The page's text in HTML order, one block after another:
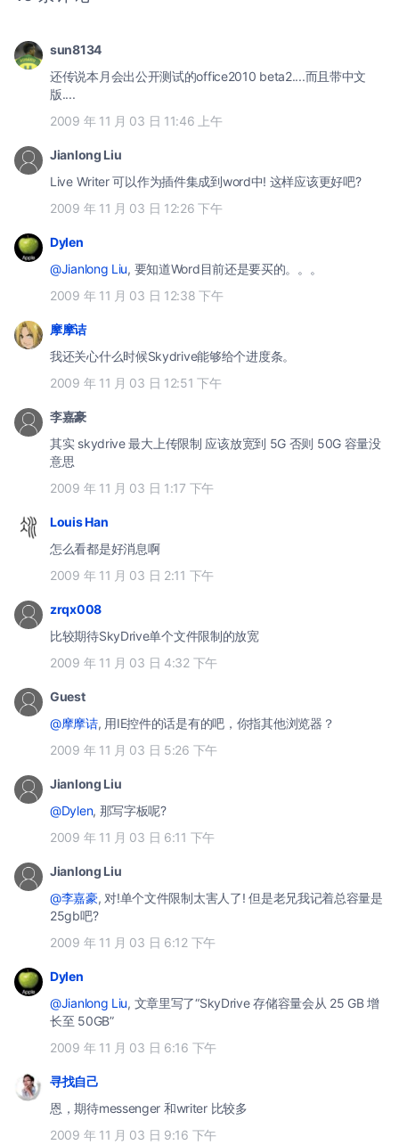
sun8134
还传说本月会出公开测试的office2010 beta2....而且带中文
版....
2009 年 11 月 03 日 11:46 上午
Jianlong Liu
Live Writer 可以作为插件集成到word中! 这样应该更好吧?
2009 年 11 月 03 日 12:26 下午
Dylen
@Jianlong Liu, 要知道Word目前还是要买的。。。
2009 年 11 月 03 日 12:38 下午
摩摩诘
我还关心什么时候Skydrive能够给个进度条。
2009 年 11 月 03 日 12:51 下午
李嘉豪
其实 skydrive 最大上传限制 应该放宽到 5G 否则 50G 容量没
意思
2009 年 11 月 03 日 1:17 下午
Louis Han
怎么看都是好消息啊
2009 年 11 月 03 日 2:11 下午
zrqx008
比较期待SkyDrive单个文件限制的放宽
2009 年 11 月 03 日 4:32 下午
Guest
@摩摩诘 , 用IE控件的话是有的吧，你指其他浏览器？
2009 年 11 月 03 日 5:26 下午
Jianlong Liu
@Dylen , 那写字板呢?
2009 年 11 月 03 日 6:11 下午
Jianlong Liu
@李嘉豪, 对!单个文件限制太害人了! 但是老兄我记着总容量是
25gb吧?
2009 年 11 月 03 日 6:12 下午
Dylen
@Jianlong Liu, 文章里写了“SkyDrive 存储容量会从 25 GB 增
长至 50GB”
2009 年 11 月 03 日 6:16 下午
寻找自己
恩，期待messenger 和writer 比较多
2009 年 11 月 03 日 9:16 下午